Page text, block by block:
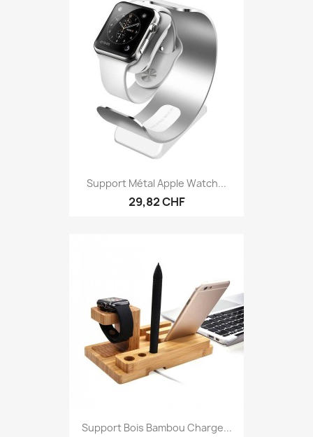
Support Métal Apple Watch...
29,82 CHF
Support Bois Bambou Charge...